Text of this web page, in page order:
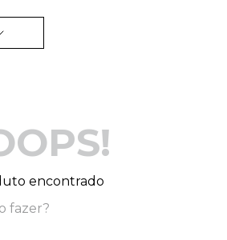
encontrado
fazer?